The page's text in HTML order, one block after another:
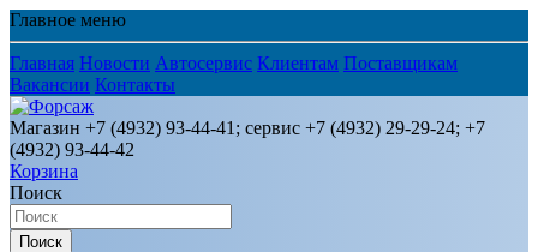
Главное меню
Главная Новости Автосервис Клиентам Поставщикам
Вакансии Контакты
Магазин +7 (4932) 93-44-41; сервис +7 (4932) 29-29-24; +7
(4932) 93-44-42
Корзина
Поиск
Поиск